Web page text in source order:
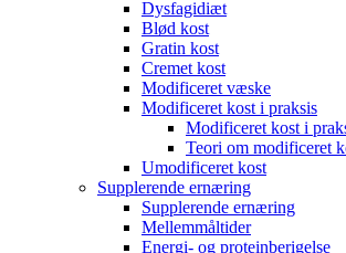
Dysfagidiæt
Blød kost
Gratin kost
Cremet kost
Modificeret væske
Modificeret kost i praksis
Modificeret kost i
Teori om modificeret
Umodificeret kost
Supplerende ernæring
Supplerende ernæring
Mellemmåltider
Energi- og proteinberigelse